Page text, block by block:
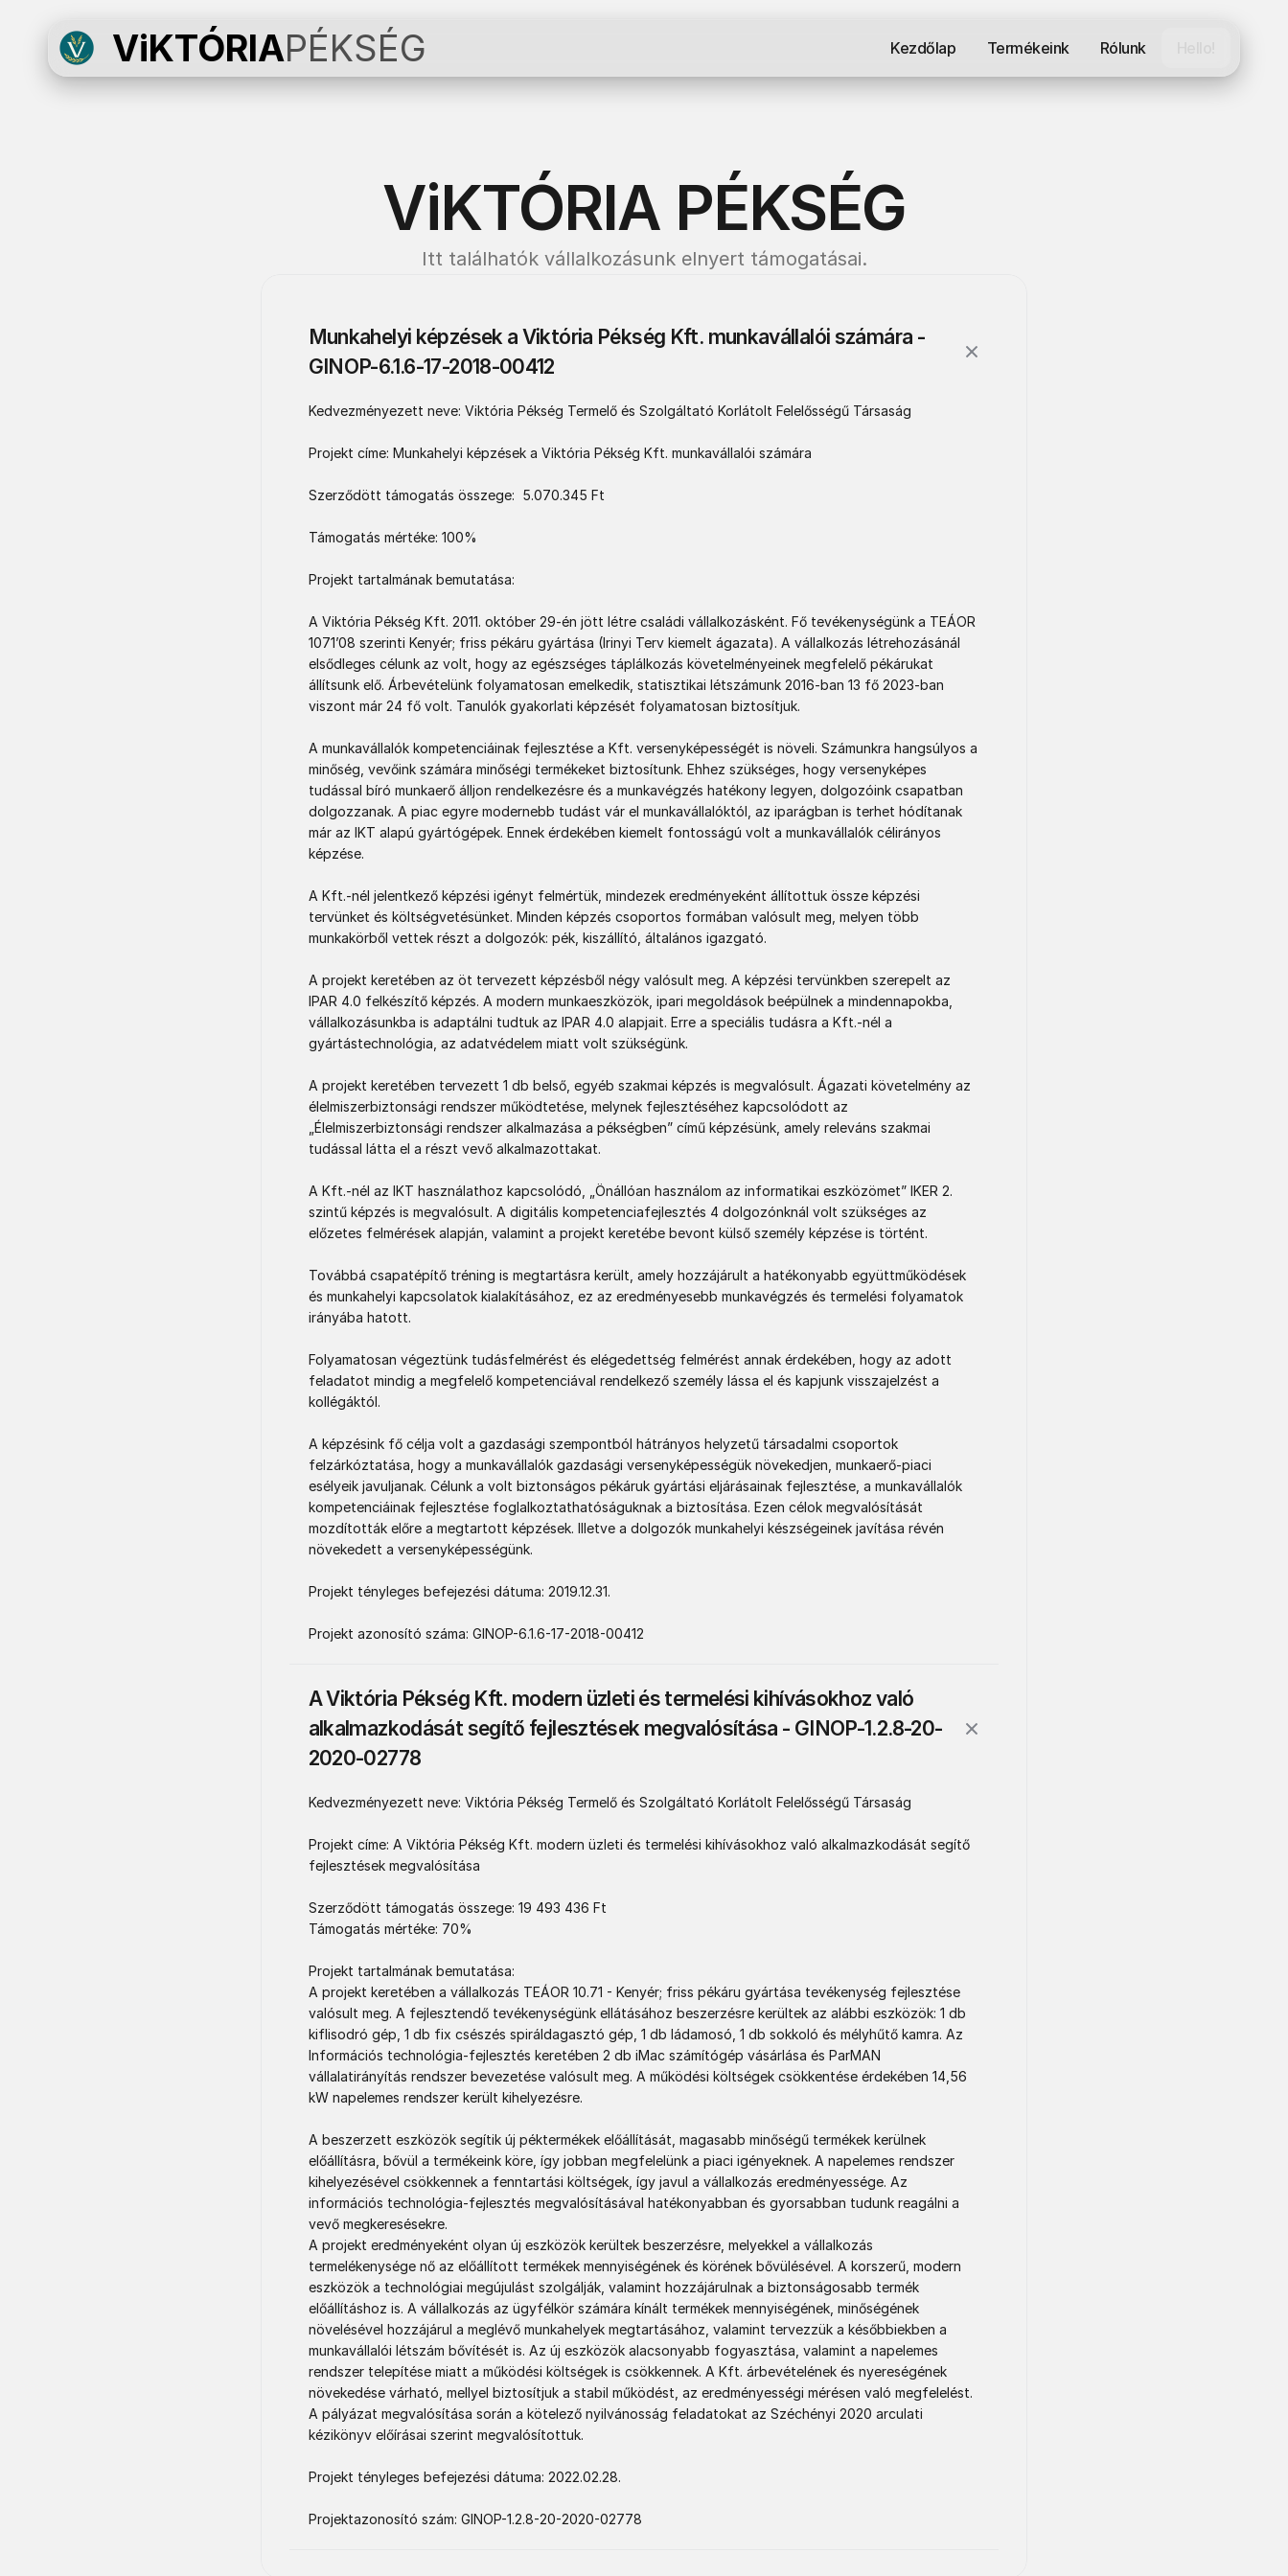
ViKTÓRIAPÉKSÉG Kezdőlap Termékeink Rólunk
ViKTÓRIA PÉKSÉG
Itt találhatók vállalkozásunk elnyert támogatásai.
Munkahelyi képzések a Viktória Pékség Kft. munkavállalói számára -
GINOP-6.1.6-17-2018-00412
Kedvezményezett neve: Viktória Pékség Termelő és Szolgáltató Korlátolt Felelősségű Társaság
Projekt címe: Munkahelyi képzések a Viktória Pékség Kft. munkavállalói számára
Szerződött támogatás összege:  5.070.345 Ft
Támogatás mértéke: 100%
Projekt tartalmának bemutatása:
A Viktória Pékség Kft. 2011. október 29-én jött létre családi vállalkozásként. Fő tevékenységünk a TEÁOR
1071’08 szerinti Kenyér; friss pékáru gyártása (Irinyi Terv kiemelt ágazata). A vállalkozás létrehozásánál
elsődleges célunk az volt, hogy az egészséges táplálkozás követelményeinek megfelelő pékárukat
állítsunk elő. Árbevételünk folyamatosan emelkedik, statisztikai létszámunk 2016-ban 13 fő 2023-ban
viszont már 24 fő volt. Tanulók gyakorlati képzését folyamatosan biztosítjuk.
A munkavállalók kompetenciáinak fejlesztése a Kft. versenyképességét is növeli. Számunkra hangsúlyos a
minőség, vevőink számára minőségi termékeket biztosítunk. Ehhez szükséges, hogy versenyképes
tudással bíró munkaerő álljon rendelkezésre és a munkavégzés hatékony legyen, dolgozóink csapatban
dolgozzanak. A piac egyre modernebb tudást vár el munkavállalóktól, az iparágban is terhet hódítanak
már az IKT alapú gyártógépek. Ennek érdekében kiemelt fontosságú volt a munkavállalók célirányos
képzése.
A Kft.-nél jelentkező képzési igényt felmértük, mindezek eredményeként állítottuk össze képzési
tervünket és költségvetésünket. Minden képzés csoportos formában valósult meg, melyen több
munkakörből vettek részt a dolgozók: pék, kiszállító, általános igazgató.
A projekt keretében az öt tervezett képzésből négy valósult meg. A képzési tervünkben szerepelt az
IPAR 4.0 felkészítő képzés. A modern munkaeszközök, ipari megoldások beépülnek a mindennapokba,
vállalkozásunkba is adaptálni tudtuk az IPAR 4.0 alapjait. Erre a speciális tudásra a Kft.-nél a
gyártástechnológia, az adatvédelem miatt volt szükségünk.
A projekt keretében tervezett 1 db belső, egyéb szakmai képzés is megvalósult. Ágazati követelmény az
élelmiszerbiztonsági rendszer működtetése, melynek fejlesztéséhez kapcsolódott az
„Élelmiszerbiztonsági rendszer alkalmazása a pékségben” című képzésünk, amely releváns szakmai
tudással látta el a részt vevő alkalmazottakat.
A Kft.-nél az IKT használathoz kapcsolódó, „Önállóan használom az informatikai eszközömet” IKER 2.
szintű képzés is megvalósult. A digitális kompetenciafejlesztés 4 dolgozónknál volt szükséges az
előzetes felmérések alapján, valamint a projekt keretébe bevont külső személy képzése is történt.
Továbbá csapatépítő tréning is megtartásra került, amely hozzájárult a hatékonyabb együttműködések
és munkahelyi kapcsolatok kialakításához, ez az eredményesebb munkavégzés és termelési folyamatok
irányába hatott.
Folyamatosan végeztünk tudásfelmérést és elégedettség felmérést annak érdekében, hogy az adott
feladatot mindig a megfelelő kompetenciával rendelkező személy lássa el és kapjunk visszajelzést a
kollégáktól.
A képzésink fő célja volt a gazdasági szempontból hátrányos helyzetű társadalmi csoportok
felzárkóztatása, hogy a munkavállalók gazdasági versenyképességük növekedjen, munkaerő-piaci
esélyeik javuljanak. Célunk a volt biztonságos pékáruk gyártási eljárásainak fejlesztése, a munkavállalók
kompetenciáinak fejlesztése foglalkoztathatóságuknak a biztosítása. Ezen célok megvalósítását
mozdították előre a megtartott képzések. Illetve a dolgozók munkahelyi készségeinek javítása révén
növekedett a versenyképességünk.
Projekt tényleges befejezési dátuma: 2019.12.31.
Projekt azonosító száma: GINOP-6.1.6-17-2018-00412
A Viktória Pékség Kft. modern üzleti és termelési kihívásokhoz való
alkalmazkodását segítő fejlesztések megvalósítása - GINOP-1.2.8-20-
2020-02778
Kedvezményezett neve: Viktória Pékség Termelő és Szolgáltató Korlátolt Felelősségű Társaság
Projekt címe: A Viktória Pékség Kft. modern üzleti és termelési kihívásokhoz való alkalmazkodását segítő
fejlesztések megvalósítása
Szerződött támogatás összege: ​19 493 436 Ft
Támogatás mértéke: 70%
Projekt tartalmának bemutatása:
A projekt keretében a vállalkozás TEÁOR 10.71 - Kenyér; friss pékáru gyártása tevékenység fejlesztése
valósult meg. A fejlesztendő tevékenységünk ellátásához beszerzésre kerültek az alábbi eszközök: 1 db
kiflisodró gép, 1 db fix csészés spiráldagasztó gép, 1 db ládamosó, 1 db sokkoló és mélyhűtő kamra. Az
Információs technológia-fejlesztés keretében 2 db iMac számítógép vásárlása és ParMAN
vállalatirányítás rendszer bevezetése valósult meg. A működési költségek csökkentése érdekében 14,56
kW napelemes rendszer került kihelyezésre.
A beszerzett eszközök segítik új péktermékek előállítását, magasabb minőségű termékek kerülnek
előállításra, bővül a termékeink köre, így jobban megfelelünk a piaci igényeknek. A napelemes rendszer
kihelyezésével csökkennek a fenntartási költségek, így javul a vállalkozás eredményessége. Az
információs technológia-fejlesztés megvalósításával hatékonyabban és gyorsabban tudunk reagálni a
vevő megkeresésekre.
A projekt eredményeként olyan új eszközök kerültek beszerzésre, melyekkel a vállalkozás
termelékenysége nő az előállított termékek mennyiségének és körének bővülésével. A korszerű, modern
eszközök a technológiai megújulást szolgálják, valamint hozzájárulnak a biztonságosabb termék
előállításhoz is. A vállalkozás az ügyfélkör számára kínált termékek mennyiségének, minőségének
növelésével hozzájárul a meglévő munkahelyek megtartásához, valamint tervezzük a későbbiekben a
munkavállalói létszám bővítését is. Az új eszközök alacsonyabb fogyasztása, valamint a napelemes
rendszer telepítése miatt a működési költségek is csökkennek. A Kft. árbevételének és nyereségének
növekedése várható, mellyel biztosítjuk a stabil működést, az eredményességi mérésen való megfelelést.
A pályázat megvalósítása során a kötelező nyilvánosság feladatokat az Széchényi 2020 arculati
kézikönyv előírásai szerint megvalósítottuk.
Projekt tényleges befejezési dátuma: 2022.02.28.
Projektazonosító szám: GINOP-1.2.8-20-2020-02778